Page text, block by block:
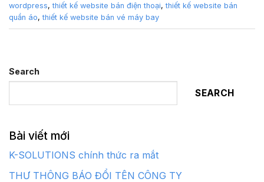
wordpress,thiết kế website bán điện thoại,thiết kế website bán
quần áo,thiết kế website bán vé máy bay
Search
SEARCH
Bài viết mới
K-SOLUTIONS chính thức ra mắt
THƯ THÔNG BÁO ĐỔI TÊN CÔNG TY